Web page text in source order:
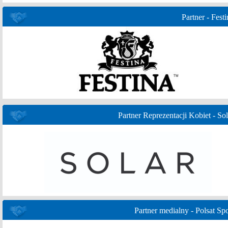
Partner -
Partner Reprezentacji Kobiet -
Partner medialny - Polsat